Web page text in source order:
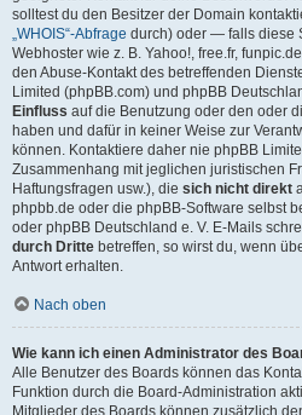
solltest du den Besitzer der Domain
„WHOIS“-Abfrage durch) oder — falls diese
Webhoster wie z. B. Yahoo!, free.fr,
den Abuse-Kontakt des betreffenden
Limited (phpBB.com) und phpBB
Einfluss auf die Benutzung oder den oder
haben und dafür in keiner Weise zur
können. Kontaktiere daher nie phpBB
Zusammenhang mit jeglichen juristischen
Haftungsfragen usw.), die sich nicht direkt
phpbb.de oder die phpBB-Software selbst
oder phpBB Deutschland e. V. E-Mails
durch Dritte betreffen, so wirst du, wenn
Antwort erhalten.
Nach oben
Wie kann ich einen Administrator des
Alle Benutzer des Boards können das
Funktion durch die Board-Administration
Mitglieder des Boards können zusätzlich